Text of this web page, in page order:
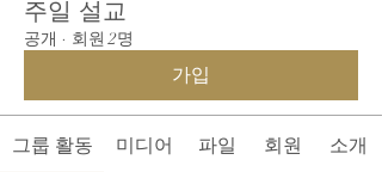
주일 설교
공개 · 회원 2명
가입
그룹 활동 미디어 파일 회원 소개